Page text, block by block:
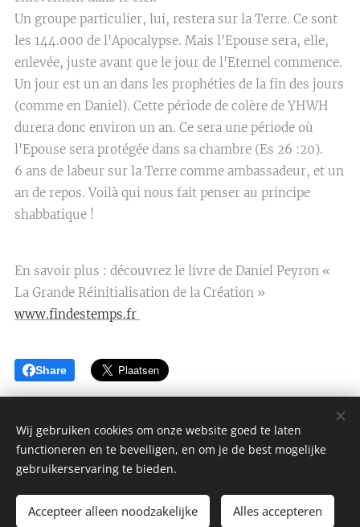
Un groupe particulier, lui, restera sur la Terre. Ce sont
les 144.000 de l'Apocalypse. Mais l'Epouse sera, elle,
enlevée, juste avant que le jour de l'Eternel commence.
Un jour est un an dans les prophéties de la fin des jours
(comme en Daniel). Cette période de colère de YHWH
durera donc environ un an. Ce sera une période où
l'Epouse sera protégée dans sa chambre (Es 26 :20).
6 ans de labeur sur la Terre comme ambassadeur, et un
an de repos. Voilà qui nous fait penser au principe
shabbatique !
En savoir plus : découvrez le livre de Daniel Peyron «
La Grande Réinitialisation de la Création »
www.findestemps.fr
Share
AAFJE GELUK BEKLEDING
Mogelijk gemaakt doorWebnode Cookies
Wij gebruiken cookies om onze website goed te laten
functioneren en te beveiligen, en om je de best mogelijke
gebruikerservaring te bieden.
Accepteer alleen noodzakelijke Alles accepteren